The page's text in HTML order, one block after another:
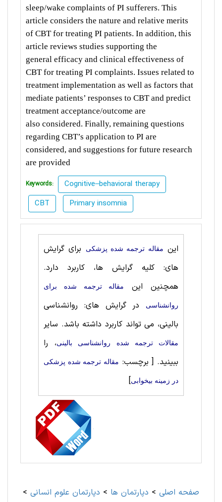
sleep/wake complaints of PI sufferers. This
article considers the nature and relative merits
of CBT for treating PI patients. In addition, this
article reviews studies supporting the
general efficacy and clinical effectiveness of
CBT for treating PI complaints. Issues related to
treatment implementation as well as factors that
mediate patients’ responses to CBT and predict
treatment acceptance/outcome are
also considered. Finally, remaining questions
regarding CBT’s application to PI are
considered, and suggestions for future research
are provided
Keywords:
Cognitive–behavioral therapy
CBT
Primary insomnia
این مقاله ترجمه شده پزشکی
برای گرایش
های: کلیه گرایش ها، کاربرد دارد.
همچنین این
مقاله ترجمه شده برای
روانشناسی
در گرایش های: روانشناسی
‌بالینی، می تواند کاربرد داشته باشد. سایر
مقالات ترجمه شده روانشناسی ‌بالینی، را
ببینید. [ برچسب: مقاله ترجمه شده پزشکی
در زمینه بیخوابی]
صفحه اصلی > دپارتمان ها > دپارتمان علوم انسانی >